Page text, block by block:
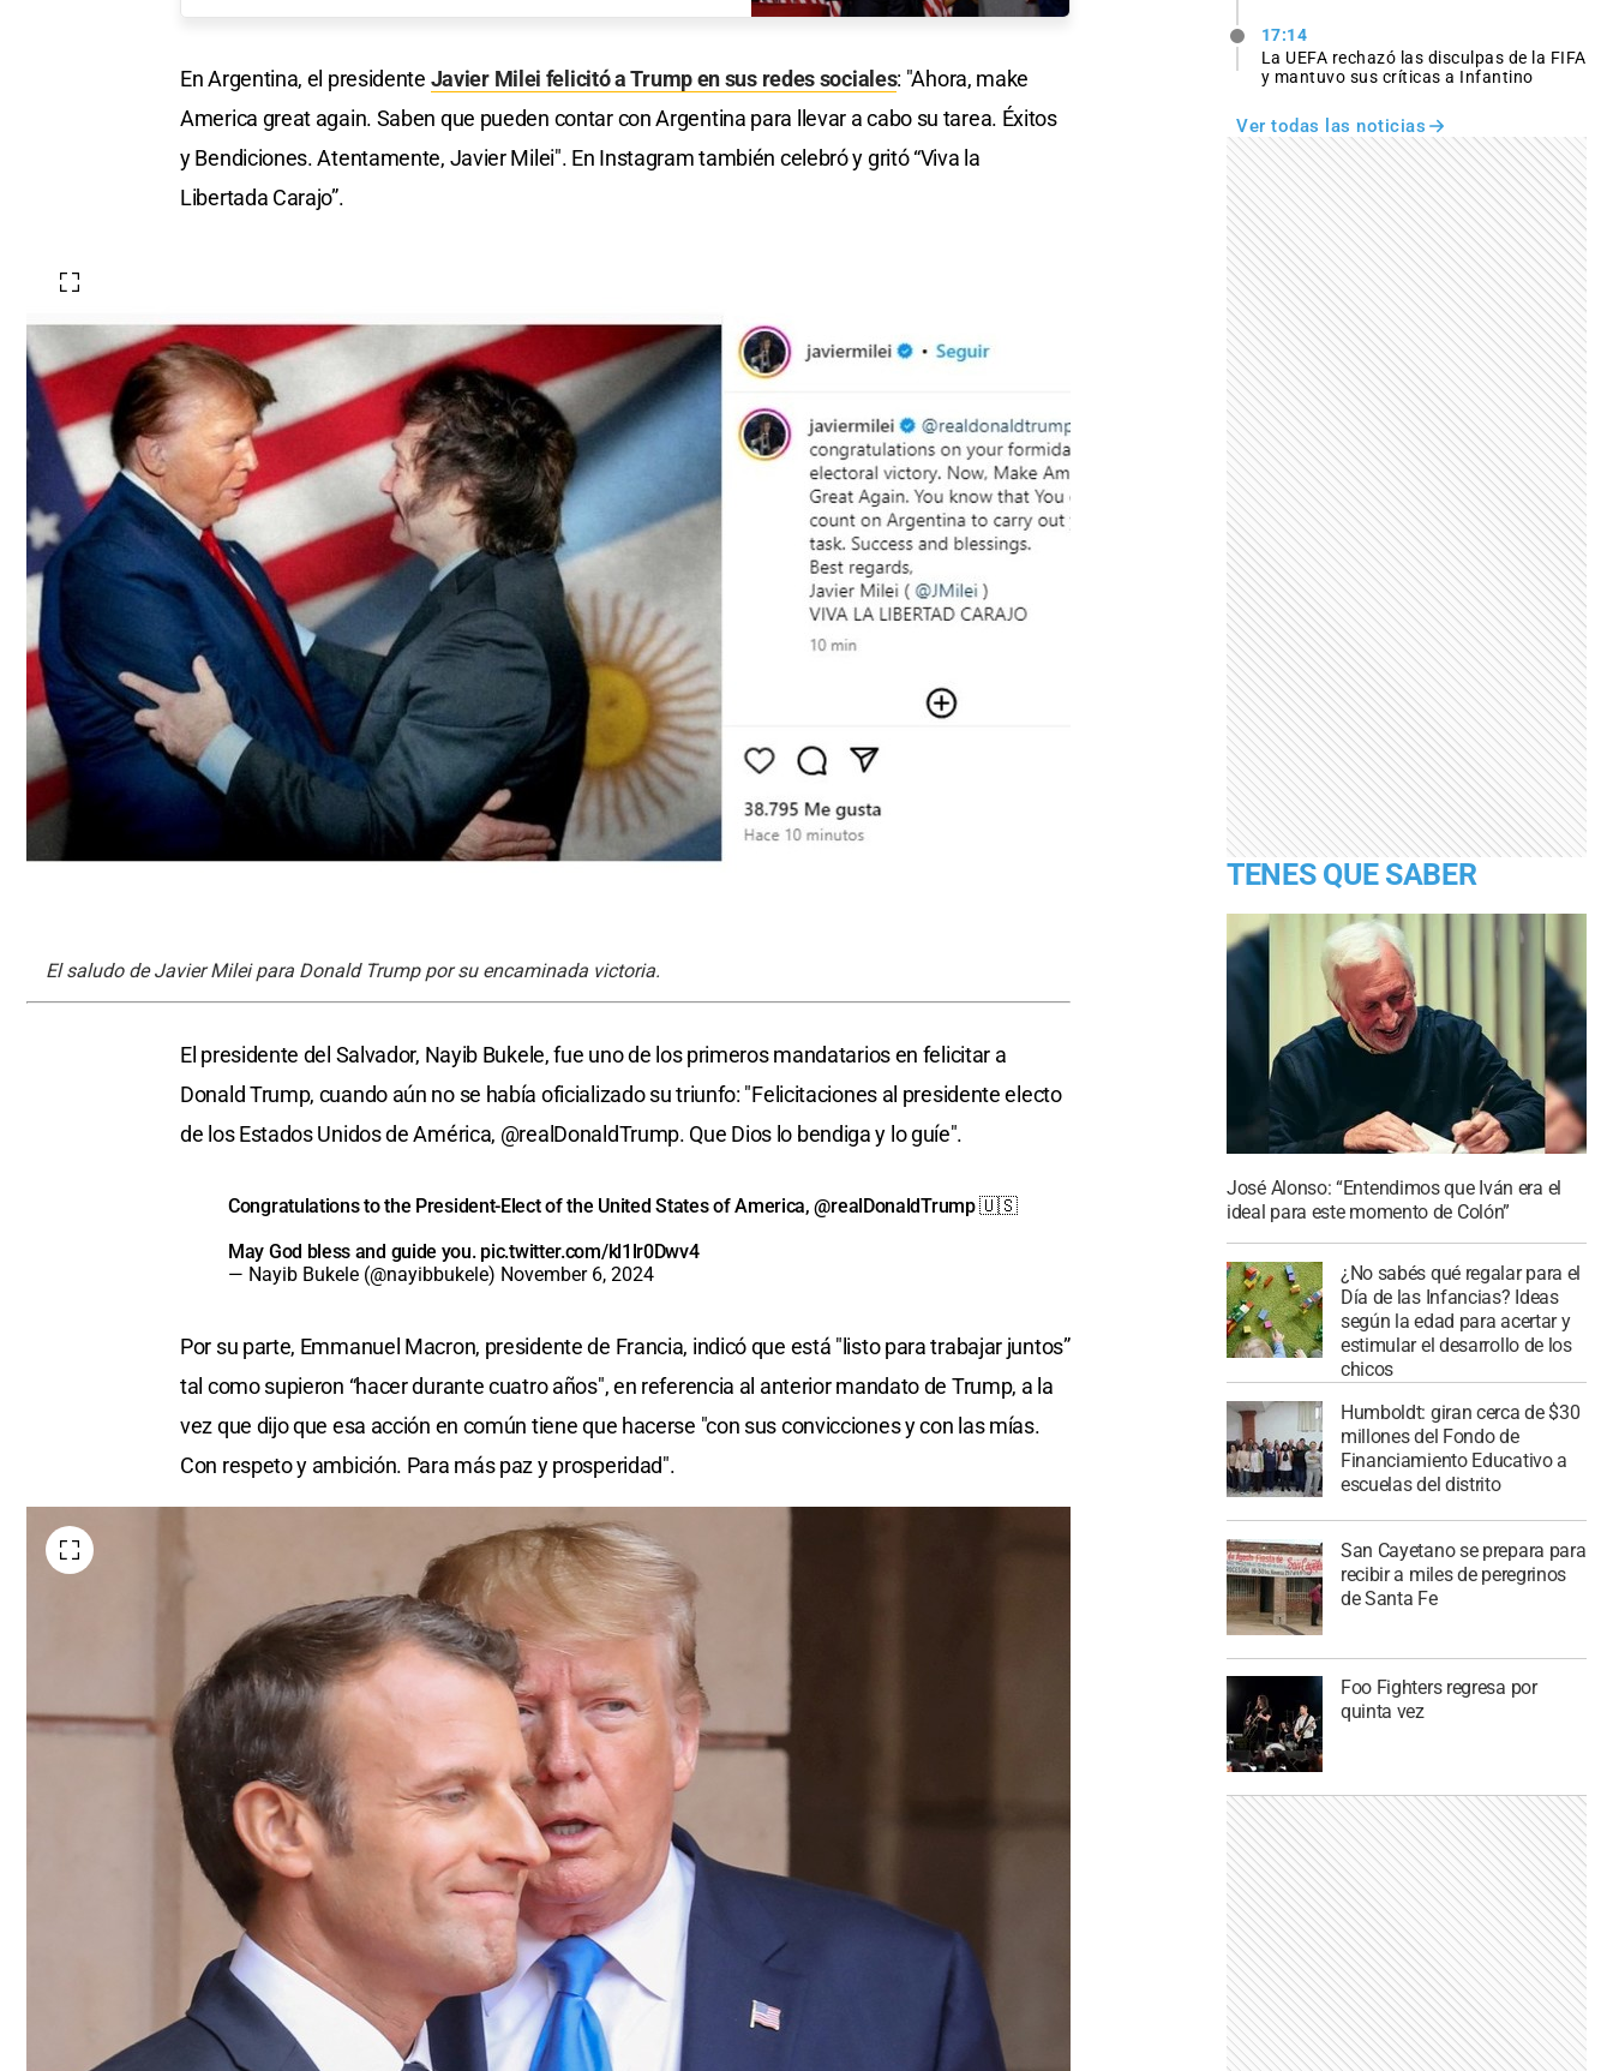
En Argentina, el presidente Javier Milei felicitó a Trump en sus redes sociales: "Ahora, make
America great again. Saben que pueden contar con Argentina para llevar a cabo su tarea. Éxitos
y Bendiciones. Atentamente, Javier Milei". En Instagram también celebró y gritó “Viva la
Libertada Carajo”.
El saludo de Javier Milei para Donald Trump por su encaminada victoria.
El presidente del Salvador, Nayib Bukele, fue uno de los primeros mandatarios en felicitar a
Donald Trump, cuando aún no se había oficializado su triunfo: "Felicitaciones al presidente electo
de los Estados Unidos de América, @realDonaldTrump. Que Dios lo bendiga y lo guíe".
Congratulations to the President-Elect of the United States of America,@realDonaldTrump🇺🇸
May God bless and guide you. pic.twitter.com/kl1lr0Dwv4
— Nayib Bukele (@nayibbukele) November 6, 2024
Por su parte, Emmanuel Macron, presidente de Francia, indicó que está "listo para trabajar juntos”
tal como supieron “hacer durante cuatro años", en referencia al anterior mandato de Trump, a la
vez que dijo que esa acción en común tiene que hacerse "con sus convicciones y con las mías.
Con respeto y ambición. Para más paz y prosperidad".
17:14
La UEFA rechazó las disculpas de la FIFA
y mantuvo sus críticas a Infantino
Ver todas las noticias
TENES QUE SABER
José Alonso: “Entendimos que Iván era el
ideal para este momento de Colón”
¿No sabés qué regalar para el
Día de las Infancias? Ideas
según la edad para acertar y
estimular el desarrollo de los
chicos
Humboldt: giran cerca de $30
millones del Fondo de
Financiamiento Educativo a
escuelas del distrito
San Cayetano se prepara para
recibir a miles de peregrinos
de Santa Fe
Foo Fighters regresa por
quinta vez